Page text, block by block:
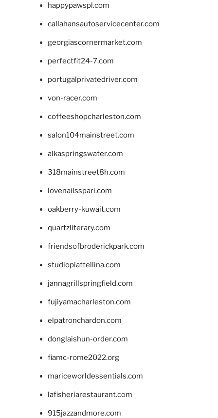
happypawspl.com
callahansautoservicecenter.com
georgiascornermarket.com
perfectfit24-7.com
portugalprivatedriver.com
von-racer.com
coffeeshopcharleston.com
salon104mainstreet.com
alkaspringswater.com
318mainstreet8h.com
lovenailsspari.com
oakberry-kuwait.com
quartzliterary.com
friendsofbroderickpark.com
studiopiattellina.com
jannagrillspringfield.com
fujiyamacharleston.com
elpatronchardon.com
donglaishun-order.com
fiamc-rome2022.org
mariceworldessentials.com
lafisheriarestaurant.com
915jazzandmore.com